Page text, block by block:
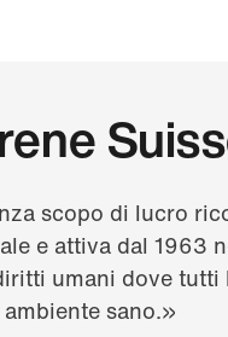
scopo di lucro
e attiva dal 1963
umani dove
sano.»